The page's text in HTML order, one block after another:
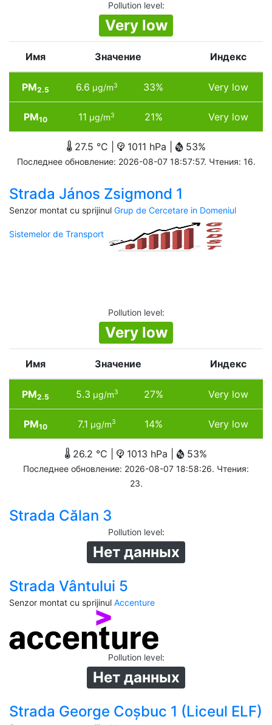
Pollution level:
Very low
Имя Значение Индекс
PM2.5 6.6 µg/m3 33% Very low
PM10 11 µg/m3 21% Very low
27.5 °C | 1011 hPa | 53%
Последнее обновление: 2026-08-07 18:57:57. Чтения: 16.
Strada János Zsigmond 1
Senzor montat cu sprijinul Grup de Cercetare in Domeniul
Sistemelor de Transport
Pollution level:
Very low
Имя Значение Индекс
PM2.5 5.3 µg/m3 27% Very low
PM10 7.1 µg/m3 14% Very low
26.2 °C | 1013 hPa | 53%
Последнее обновление: 2026-08-07 18:58:26. Чтения:
23.
Strada Călan 3
Pollution level:
Нет данных
Strada Vântului 5
Senzor montat cu sprijinul Accenture
Pollution level:
Нет данных
Strada George Coșbuc 1 (Liceul ELF)